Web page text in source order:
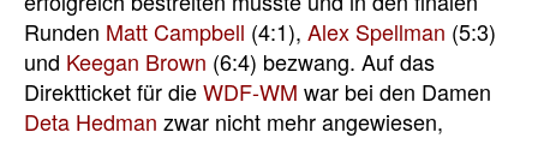
Runden Matt Campbell (4:1), Alex Spellman (5:3)
und Keegan Brown (6:4) bezwang. Auf das
Direktticket für dieWDF-WM war bei den Damen
Deta Hedman zwar nicht mehr angewiesen,